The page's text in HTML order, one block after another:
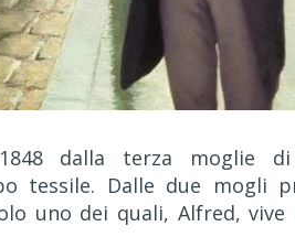
dalla terza moglie di
tessile. Dalle due mogli
uno dei quali, Alfred, vive